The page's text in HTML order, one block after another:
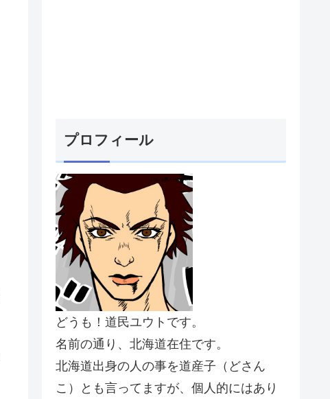
プロフィール
どうも！道民ユウトです。
名前の通り、北海道在住です。
北海道出身の人の事を道産子（どさん
こ）とも言ってますが、個人的にはあり